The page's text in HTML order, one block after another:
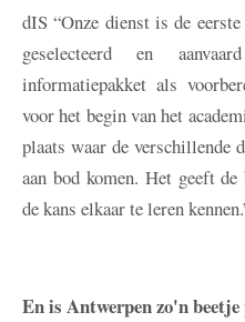
dIS “Onze dienst is de
geselecteerd en
informatiepakket als
voor het begin van het
plaats waar de verschillende
aan bod komen. Het geeft
de kans elkaar te leren
En is Antwerpen zo'n